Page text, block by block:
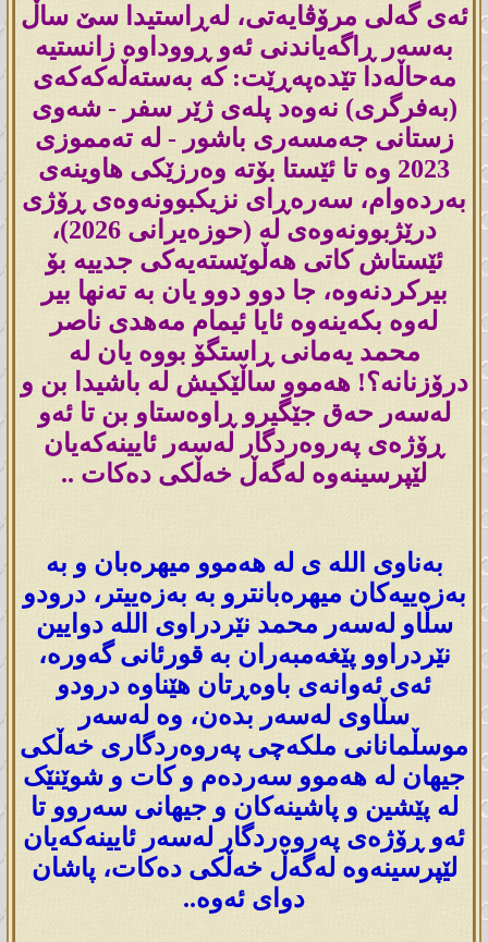
ئەی گەلی مرۆڤایەتی، لەڕاستیدا سێ ساڵ
بەسەر ڕاگەیاندنی ئەو ڕووداوە زانستیە
مەحاڵەدا تێدەپەڕێت: کە بەستەڵەکەکەی
(بەفرگری) نەوەد پلەی ژێر سفر - شەوی
زستانی جەمسەری باشور - لە تەمموزی
2023 وە تا ئێستا بۆتە وەرزێکی هاوینەی
بەردەوام، سەرەڕای نزیکبوونەوەی ڕۆژی
درێژبوونەوەی لە (حوزەیرانی 2026)،
ئێستاش کاتی هەڵوێستەیەکی جدییە بۆ
بیرکردنەوە، جا دوو دوو یان بە تەنها بیر
لەوە بکەینەوە ئایا ئیمام مەهدی ناصر
محمد یەمانی ڕاستگۆ بووە یان لە
درۆزنانە؟! هەموو ساڵێکیش لە باشیدا بن و
لەسەر حەق جێگیرو ڕاوەستاو بن تا ئەو
ڕۆژەی پەروەردگار لەسەر ئایینەکەیان
لێپرسینەوە لەگەڵ خەڵکی دەکات ..
بەناوی اللە ی لە هەموو میهرەبان و بە
بەزەییەکان میهرەبانترو بە بەزەییتر، درودو
سڵاو لەسەر محمد نێردراوی اللە دوایین
نێردراوو پێغەمبەران بە قورئانی گەورە،
ئەی ئەوانەی باوەڕتان هێناوە درودو
سڵاوی لەسەر بدەن، وە لەسەر
موسڵمانانی ملکەچی پەروەردگاری خەڵکی
جیهان لە هەموو سەردەم و کات و شوێنێک
لە پێشین و پاشینەکان و جیهانی سەروو تا
ئەو ڕۆژەی پەروەردگار لەسەر ئایینەکەیان
لێپرسینەوە لەگەڵ خەڵکی دەکات، پاشان
دوای ئەوە..